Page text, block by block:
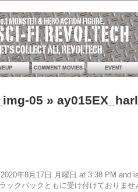
05 »
2020年8月17日 月曜日 at 3:38 PM
ックバックともに受け付けておりませ